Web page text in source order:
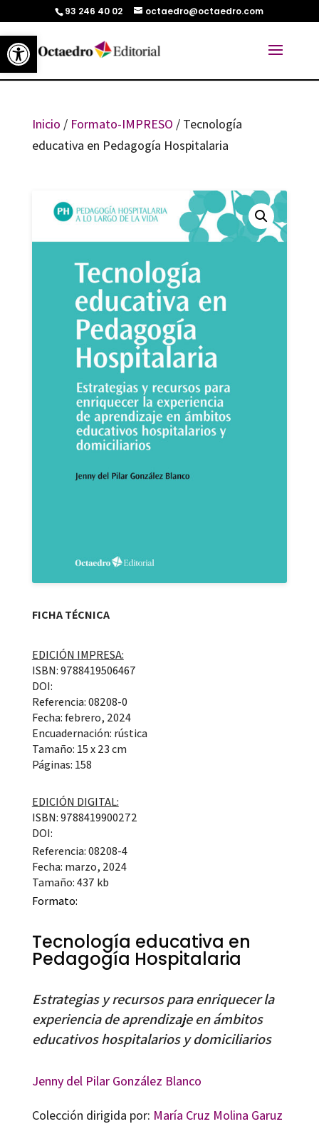
Abrir barra de herramientas
93 246 40 02 octaedro@octaedro.com
Inicio / Formato-IMPRESO / Tecnología
educativa en Pedagogía Hospitalaria
FICHA TÉCNICA
EDICIÓN IMPRESA:
ISBN: 9788419506467
DOI:
Referencia: 08208-0
Fecha: febrero, 2024
Encuadernación: rústica
Tamaño: 15 x 23 cm
Páginas: 158
EDICIÓN DIGITAL:
ISBN: 9788419900272
DOI:
Referencia: 08208-4
Fecha: marzo, 2024
Tamaño: 437 kb
Formato:
Tecnología educativa en
Pedagogía Hospitalaria
Estrategias y recursos para enriquecer la
experiencia de aprendizaje en ámbitos
educativos hospitalarios y domiciliarios
Jenny del Pilar González Blanco
Colección dirigida por: María Cruz Molina Garuz